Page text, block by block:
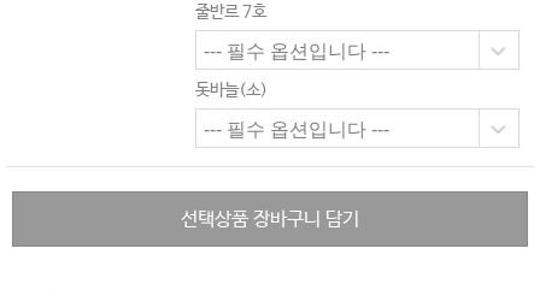
줄반르 7호
돗바늘(소)
선택상품 장바구니 담기